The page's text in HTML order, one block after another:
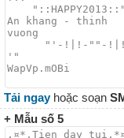
Tải ngayhoặc soạn
+ Mẫu số 5